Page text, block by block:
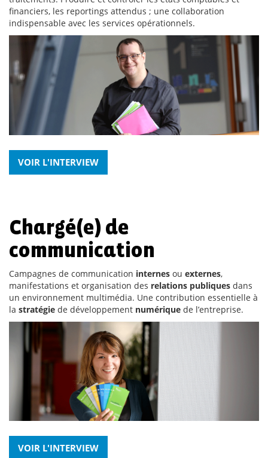
financiers, les reportings attendus ; une collaboration
indispensable avec les services opérationnels.
VOIR L'INTERVIEW
Chargé(e) de
communication
Campagnes de communication internes ou externes,
manifestations et organisation des relations publiques dans
un environnement multimédia. Une contribution essentielle à
la stratégie de développement numérique de l’entreprise.
VOIR L'INTERVIEW